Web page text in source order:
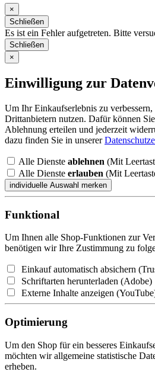
×
Schließen
Es ist ein Fehler aufgetreten. Bitte
Schließen
×
Einwilligung zur
Um Ihr Einkaufserlebnis zu
Drittanbietern nutzen. Dafür können
Ablehnung erteilen und jederzeit
dazu finden Sie in unserer
Alle Dienste ablehnen (Mit
Alle Dienste erlauben (Mit
Funktional
Um Ihnen alle Shop-Funktionen zur
benötigen wir Ihre Zustimmung zu
Einkauf automatisch absichern
Schriftarten herunterladen (Adobe)
Externe Inhalte anzeigen
Optimierung
Um den Shop für ein besseres
möchten wir allgemeine statistische
erheben.